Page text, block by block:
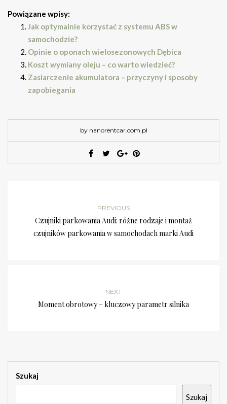
Powiązane wpisy:
Jak optymalnie korzystać z systemu ABS w
samochodzie?
Opinie o oponach wielosezonowych Dębica
Koszt wymiany oleju – co warto wiedzieć?
Zasiarczenie akumulatora – przyczyny i sposoby
zapobiegania
by nanorentcar.com.pl
PREVIOUS
Czujniki parkowania Audi: różne rodzaje i montaż
czujników parkowania w samochodach marki Audi
NEXT
Moment obrotowy – kluczowy parametr silnika
Szukaj
Szukaj